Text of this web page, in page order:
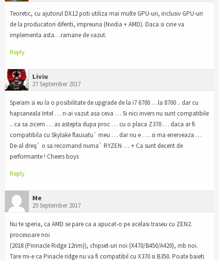
Teoretic, cu ajutorul DX12 poti utiliza mai multe GPU-uri, inclusiv GPU-uri
de la producatori diferiti, impreuna (Nvidia + AMD). Daca si cine va
implementa asta…ramane de vazut.
Reply
Liviu
27 September 2017
Speram si eu la o posibilitate de upgrade de la i7 6700 …la 8700 .. dar cu
hapsaneala Intel … n-ai vazut asa ceva … Si nici invers nu sunt compatibile
.. ca sa zicem … as astepta dupa proc … cu o placa Z370 … daca ar fi
compatibila cu Skylake flausatu` meu … dar nu e …. si ma enerveaza …
De-al dreq` o sa recomand numa` RYZEN … + Ca sunt decent de
performante ! Cheers boys
Reply
Me
29 September 2017
Nu te speria, ca AMD se pare ca a apucat-o pe acelasi traseu cu ZEN2.
procesoare noi
(2018 (Pinnacle Ridge 12nm)), chipset-uri noi (X470/B450/A420), mb noi.
Tare mi-e ca Pinacle ridge nu va fi compatibil cu X370 si B350. Poate baieti